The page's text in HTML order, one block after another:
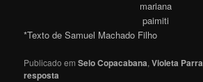
mariana
paimiti
*Texto de Samuel Machado Filho
Publicado em Selo Copacabana,Violeta Parra
resposta